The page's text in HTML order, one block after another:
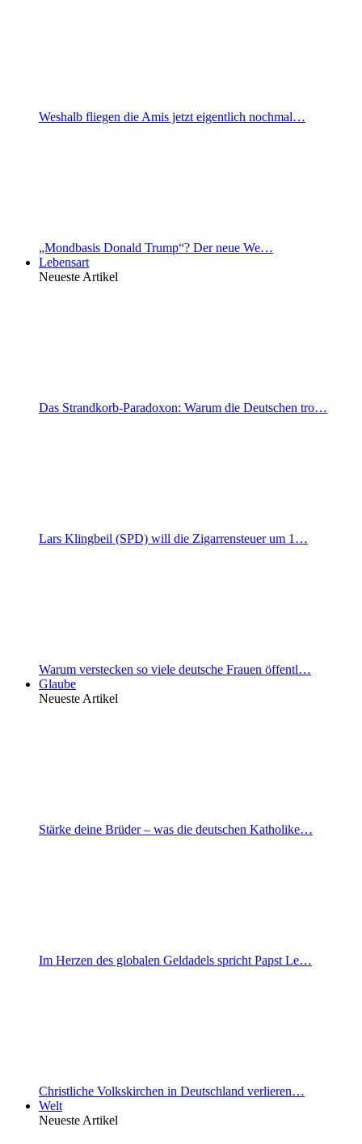
Weshalb fliegen die Amis jetzt eigentlich nochmal…
„Mondbasis Donald Trump“? Der neue We…
Lebensart
Neueste Artikel
Das Strandkorb-Paradoxon: Warum die Deutschen tro…
Lars Klingbeil (SPD) will die Zigarrensteuer um 1…
Warum verstecken so viele deutsche Frauen öffentl…
Glaube
Neueste Artikel
Stärke deine Brüder – was die deutschen Katholike…
Im Herzen des globalen Geldadels spricht Papst Le…
Christliche Volkskirchen in Deutschland verlieren…
Welt
Neueste Artikel